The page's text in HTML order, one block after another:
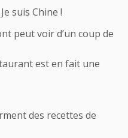
suis Chine !
peut voir d’un coup de
est en fait une
des recettes de